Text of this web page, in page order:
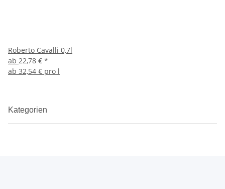
Roberto Cavalli 0,7l
ab 22,78 € *
ab 32,54 € pro l
Kategorien